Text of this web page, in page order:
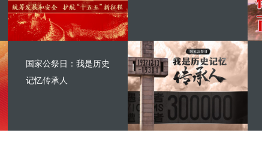
国家公祭日：我是历史
记忆传承人